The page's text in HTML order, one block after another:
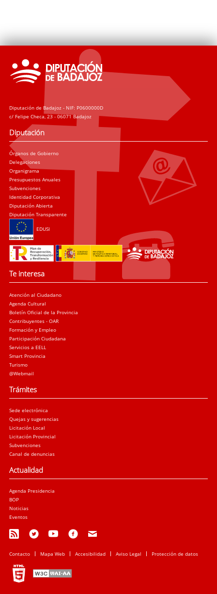
Diputación de Badajoz - NIF: P0600000D
c/ Felipe Checa, 23 - 06071 Badajoz
Diputación
Órganos de Gobierno
Delegaciones
Organigrama
Presupuestos Anuales
Subvenciones
Identidad Corporativa
Diputación Abierta
Diputación Transparente
EDUSI
Te interesa
Atención al Ciudadano
Agenda Cultural
Boletín Oficial de la Provincia
Contribuyentes - OAR
Formación y Empleo
Participación Ciudadana
Servicios a EELL
Smart Provincia
Turismo
@Webmail
Trámites
Sede electrónica
Quejas y sugerencias
Licitación Local
Licitación Provincial
Subvenciones
Canal de denuncias
Actualidad
Agenda Presidencia
BOP
Noticias
Eventos
Contacto Mapa Web Accesibilidad Aviso Legal Protección de datos